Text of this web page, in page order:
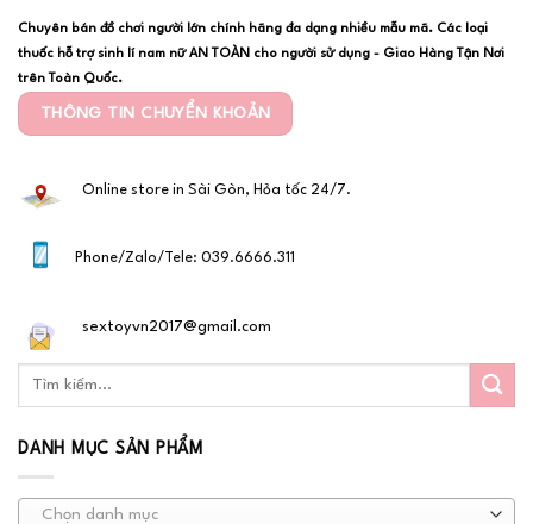
Chuyên bán đồ chơi người lớn chính hãng đa dạng nhiều mẫu mã. Các loại
thuốc hỗ trợ sinh lí nam nữ AN TOÀN cho người sử dụng - Giao Hàng Tận Nơi
trên Toàn Quốc.
THÔNG TIN CHUYỂN KHOẢN
Online store in Sài Gòn, Hỏa tốc 24/7.
Phone/Zalo/Tele: 039.6666.311
sextoyvn2017@gmail.com
DANH MỤC SẢN PHẨM
Chọn danh mục